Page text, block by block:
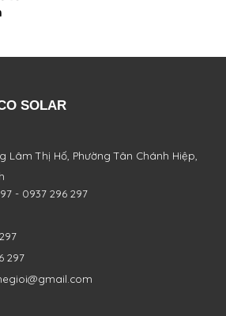
SOLAR
Lâm Thị Hố, PhườngTân Chánh Hiệp,
- 0937 296 297
297